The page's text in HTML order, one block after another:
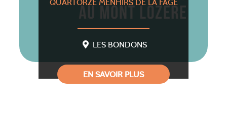
QUARTORZE MENHIRS DE LA FAGE
LES BONDONS
EN SAVOIR PLUS